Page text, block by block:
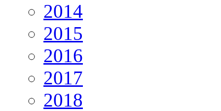
2014
2015
2016
2017
2018